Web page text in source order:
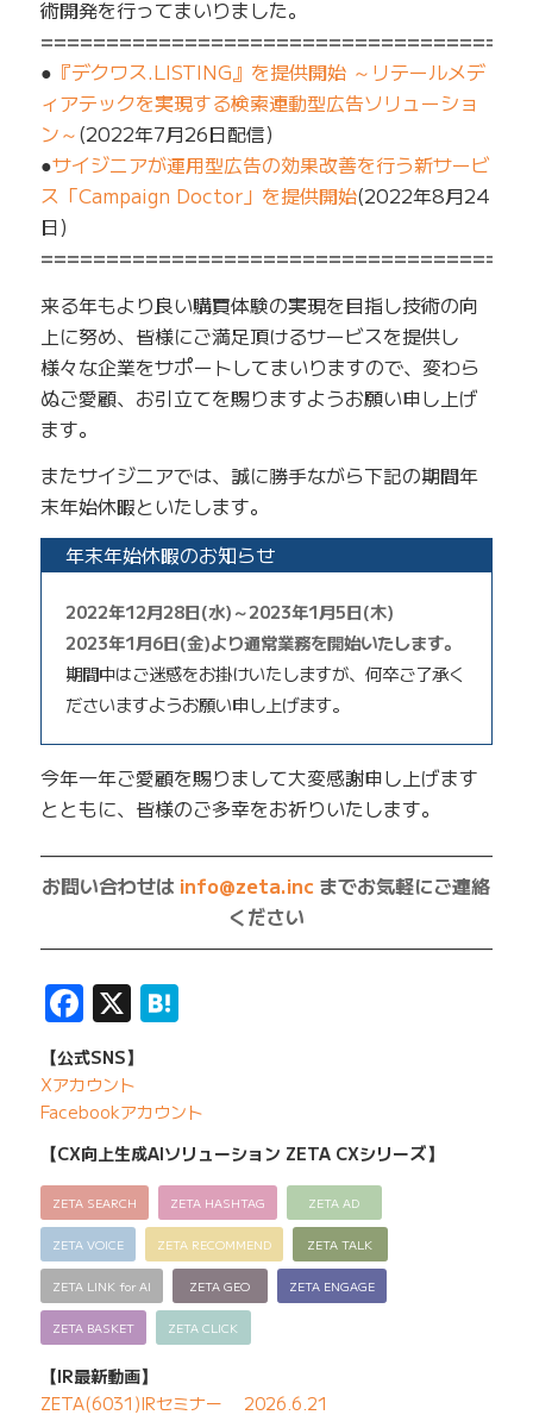
術開発を行ってまいりました。
● 『デクワス.LISTING』を提供開始 ～リテールメデ
ィアテックを実現する検索連動型広告ソリューショ
ン～(2022年7月26日配信)
●サイジニアが運用型広告の効果改善を行う新サービ
ス「Campaign Doctor」を提供開始(2022年8月24
日)
来る年もより良い購買体験の実現を目指し技術の向
上に努め、皆様にご満足頂けるサービスを提供し
様々な企業をサポートしてまいりますので、変わら
ぬご愛顧、お引立てを賜りますようお願い申し上げ
ます。
またサイジニアでは、誠に勝手ながら下記の期間年
末年始休暇といたします。
年末年始休暇のお知らせ
2022年12月28日(水)～2023年1月5日(木)
2023年1月6日(金)より通常業務を開始いたします。
期間中はご迷惑をお掛けいたしますが、何卒ご了承く
ださいますようお願い申し上げます。
今年一年ご愛顧を賜りまして大変感謝申し上げます
とともに、皆様のご多幸をお祈りいたします。
お問い合わせは info@zeta.inc までお気軽にご連絡
ください
Facebook
X Hatena
【公式SNS】
Xアカウント
Facebookアカウント
【CX向上生成AIソリューション ZETA CXシリーズ】
ZETA SEARCH ZETA HASHTAG ZETA AD
ZETA VOICE ZETA RECOMMEND ZETA TALK
ZETA LINK for AI ZETA GEO ZETA ENGAGE
ZETA BASKET ZETA CLICK
【IR最新動画】
ZETA(6031)IRセミナー 2026.6.21